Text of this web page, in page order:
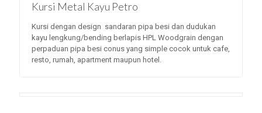
Kursi Metal Kayu Petro
Kursi dengan design sandaran pipa besi dan dudukan
kayu lengkung/bending berlapis HPL Woodgrain dengan
perpaduan pipa besi conus yang simple cocok untuk cafe,
resto, rumah, apartment maupun hotel.